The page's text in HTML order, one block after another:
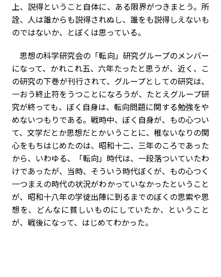
上、説得ということ自体に、ある限界がつきまとう。所
詮、人は誰からも説得されぬし、誰をも説得しえないも
のではないか、とぼくは思っている。
思想の科学研究会の「転向」研究グループのメンバー
になって、かれこれ五、六年たったと思うが、近く、こ
の研究の下巻が刊行されて、グループとしての研究は、
一おう終止符をうつことになろうが、たとえグループ研
究が終っても、ぼく自身は、転向問題に関する勉強をや
めないつもりである。戦時中、ぼく自身が、もの心つい
て、文学だとか思想だとかいうことに、稚ないなりの関
心をもちはじめたのは、昭和十二、三年のころであった
から、いわゆる、「転向」時代は、一段落ついていたわ
けであったが、当時、そういう時代――ぼくが、もの心つく
一つまえの時代の状況がわかっていなかったということ
が、昭和十八年の学徒出陣に到るまでのぼくの思索や思
想を、どんなに貧しいものにしていたか、ということ
が、戦後になって、はじめてわかった。